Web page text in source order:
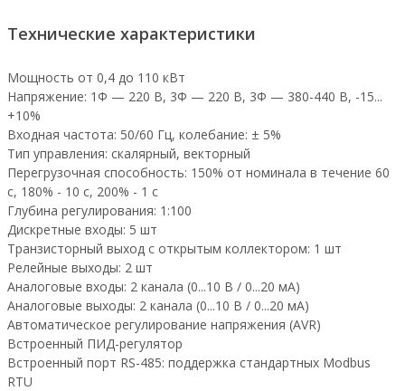
Технические характеристики
Мощность от 0,4 до 110 кВт
Напряжение: 1Ф — 220 В, 3Ф — 220 В, 3Ф — 380-440 В, -15...
+10%
Входная частота: 50/60 Гц, колебание: ± 5%
Тип управления: скалярный, векторный
Перегрузочная способность: 150% от номинала в течение 60
с, 180% - 10 с, 200% - 1 с
Глубина регулирования: 1:100
Дискретные входы: 5 шт
Транзисторный выход с открытым коллектором: 1 шт
Релейные выходы: 2 шт
Аналоговые входы: 2 канала (0...10 В / 0...20 мА)
Аналоговые выходы: 2 канала (0...10 В / 0...20 мА)
Автоматическое регулирование напряжения (AVR)
Встроенный ПИД-регулятор
Встроенный порт RS-485: поддержка стандартных Modbus
RTU